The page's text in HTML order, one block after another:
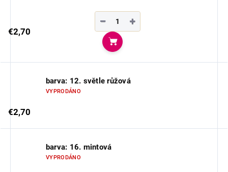
€2,70
+
−
Do košíka
barva: 12. světle růžová
VYPRODÁNO
€2,70
barva: 16. mintová
VYPRODÁNO